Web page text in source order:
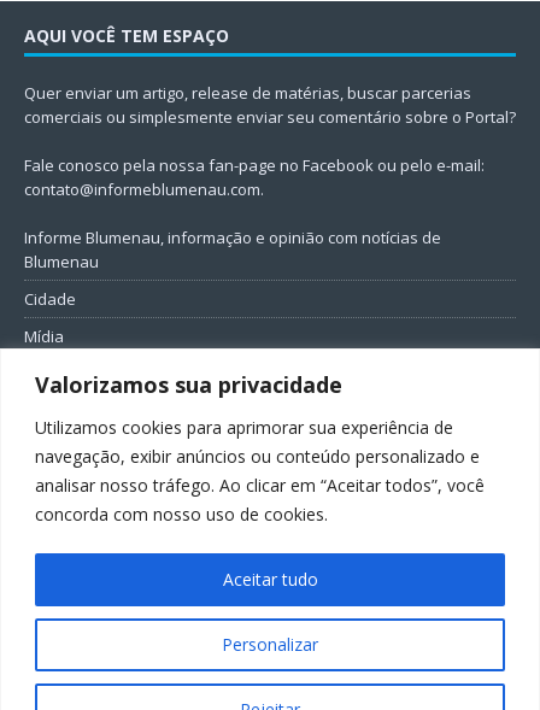
Valorizamos sua privacidade
Utilizamos cookies para aprimorar sua experiência de
navegação, exibir anúncios ou conteúdo personalizado e
analisar nosso tráfego. Ao clicar em “Aceitar todos”, você
concorda com nosso uso de cookies.
Personalizar
Aceitar tudo
AQUI VOCÊ TEM ESPAÇO
Quer enviar um artigo, release de matérias, buscar parcerias
comerciais ou simplesmente enviar seu comentário sobre o Portal?
Fale conosco pela nossa fan-page no Facebook ou pelo e-mail:
contato@informeblumenau.com.
Informe Blumenau, informação e opinião com notícias de
Blumenau
Cidade
Mídia
Entretenimento
Política